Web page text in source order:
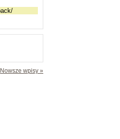
Nowsze wpisy »